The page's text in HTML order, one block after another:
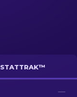
STATTRAK™
—